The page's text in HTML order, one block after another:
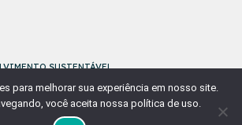
SUSTENTÁVEL
NAÇÃODESIGN
para melhorar sua experiência em nosso site.
você aceita nossa política de uso.